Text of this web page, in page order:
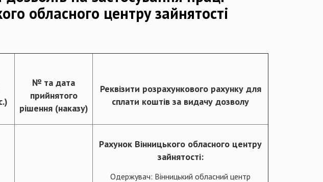
обласного центру зайнятості
№ та дата
прийнятого
рішення (наказу)
Реквізити розрахункового рахунку для
сплати коштів за видачу дозволу
Рахунок Вінницького обласного центру
зайнятості:
Одержувач: Вінницький обласний центр